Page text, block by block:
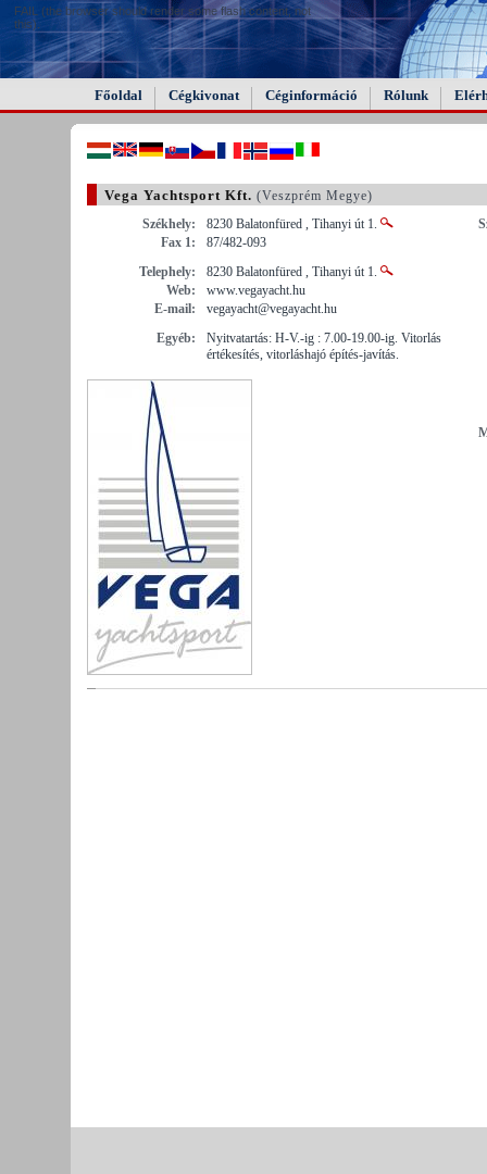
FAIL (the browser should render some flash content, not
this).
Főoldal Cégkivonat Céginformáció Rólunk
Vega Yachtsport Kft. (Veszprém Megye)
Székhely:
8230 Balatonfüred , Tihanyi út 1.
Fax 1:
87/482-093
Telephely:
8230 Balatonfüred , Tihanyi út 1.
Web:
www.vegayacht.hu
E-mail:
vegayacht@vegayacht.hu
Egyéb:
Nyitvatartás: H-V.-ig : 7.00-19.00-ig. Vitorlás
értékesítés, vitorláshajó építés-javítás.